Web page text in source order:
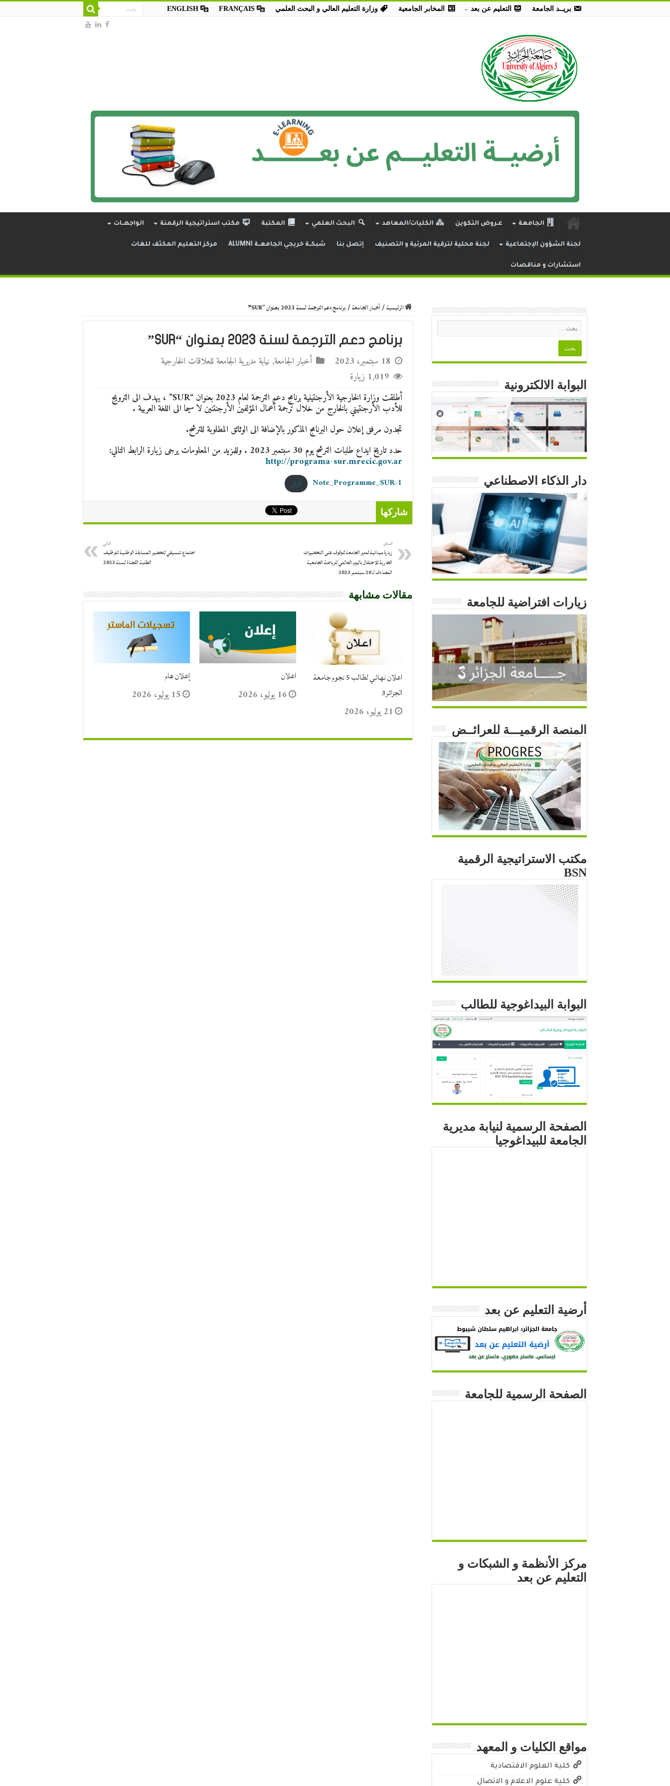
بريــد الجامعة التعليم عن بعد المخابر الجامعية وزارة التعليم العالي و البحث العلمي FRANÇAIS
ENGLISH
الجامعة عـروض التكوين الكليات/المعاهد البحث العلمي المكتبة مكتب استراتيجية الرقمنة الواجهــات
لجنة الشؤون الإجتماعية لجنة محلية لترقية المرئية و التصنيف إتصل بنا شبكــة خريجي الجامعــة ALUMNI مركز التعليم المكثف للغات
استشارات و مناقصات
الرئيسية/أخبار الجامعة/برنامج دعم الترجمة لسنة 2023 بعنوان “SUR”
برنامج دعم الترجمة لسنة 2023 بعنوان “SUR”
18 سبتمبر، 2023 أخبار الجامعة, نيابة مديرية الجامعة للعلاقات الخارجية
1,019 زيارة
أطلقت وزارة الخارجية الأرجنتينية برنامج دعم الترجمة لعام 2023 بعنوان “SUR” ، يهدف الى الترويج
للأدب الأرجنتيني بالخارج من خلال ترجمة أعمال المؤلفين الأرجنتنين لا سيما الى اللغة العربية .
تجدون مرفق إعلان حول البرنامج المذكور بالإضافة الى الوثائق المطلوبة للترشح.
حدد تاريخ ايداع طلبات الترشح يوم 30 سبتمبر 2023 . وللمزيد من المعلومات يرجى زيارة الرابط التالي:
http://programa-sur.mrecic.gov.ar
Note_Programme_SUR-1 تنزيل
شاركها
السابق
زيارة ميدانية لمدير الجامعة للوقوف على التحضيرات
الجارية للاحتفال باليوم العالمي للرياضة الجامعية
المصادف لـ 20 سبتمبر 2023
التالي
اجتماع تنسيقي لتحضير المسابقة الوطنية لتوظيف
الطلبة القضاة لسنة 2023
مقالات مشابهة
اعلان نهائي لطالب 5 نجوم جامعة
الجزائر3
21 يوليو، 2026
اعلان
16 يوليو، 2026
إعلان هام
15 يوليو، 2026
البوابة الالكترونية
دار الذكاء الاصطناعي
زيارات افتراضية للجامعة
المنصة الرقميـــة للعرائــض
مكتب الاستراتيجية الرقمية
BSN
البوابة البيداغوجية للطالب
الصفحة الرسمية لنيابة مديرية
الجامعة للبيداغوجيا
أرضية التعليم عن بعد
الصفحة الرسمية للجامعة
مركز الأنظمة و الشبكات و
التعليم عن بعد
مواقع الكليات و المعهد
كلية العلوم الاقتصادية
كلية علوم الاعلام و الاتصال